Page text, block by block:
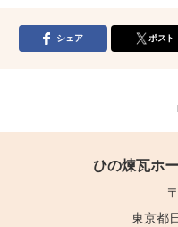
シェア ポスト
ひの煉瓦ホ
東京都